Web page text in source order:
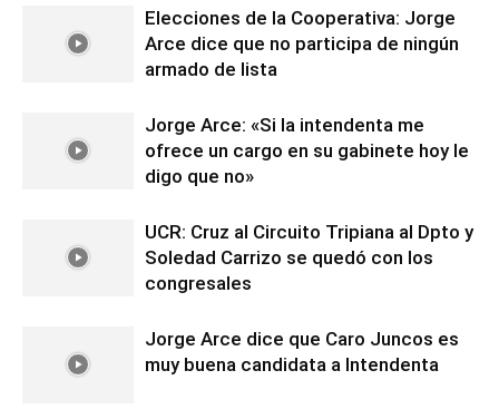
Elecciones de la Cooperativa: Jorge
Arce dice que no participa de ningún
armado de lista
Jorge Arce: «Si la intendenta me
ofrece un cargo en su gabinete hoy le
digo que no»
UCR: Cruz al Circuito Tripiana al Dpto y
Soledad Carrizo se quedó con los
congresales
Jorge Arce dice que Caro Juncos es
muy buena candidata a Intendenta